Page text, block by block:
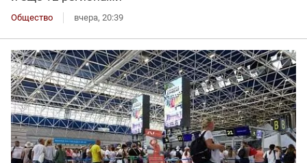
Общество вчера, 20:39